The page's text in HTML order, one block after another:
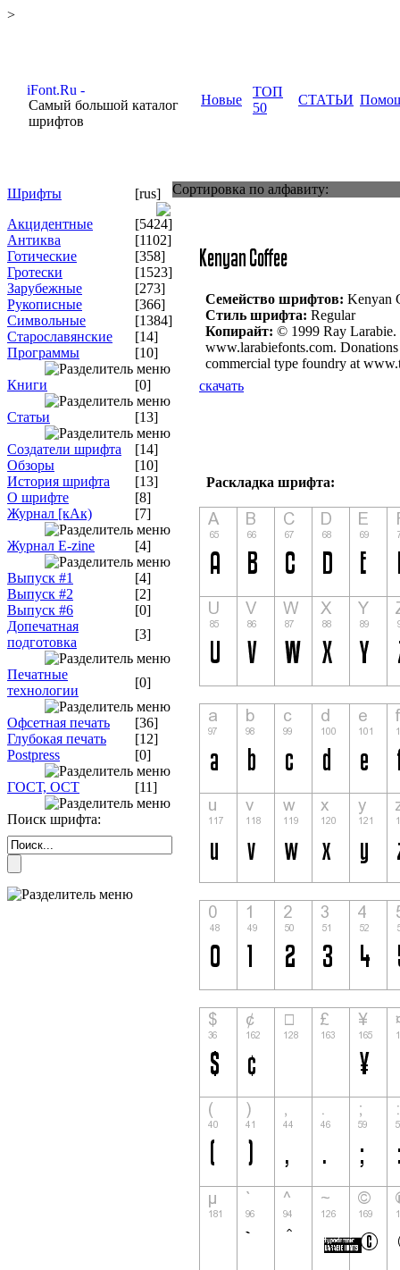
>
Самый большой каталог
шрифтов
Новые
ТОП
50
СТАТЬИ
Шрифты
[rus]
Акцидентные
[5424]
Антиква
[1102]
Готические
[358]
Гротески
[1523]
Зарубежные
[273]
Рукописные
[366]
Символьные
[1384]
Старославянские
[14]
Программы
[10]
Книги [0]
Статьи [13]
Создатели шрифта
[14]
Обзоры
[10]
История шрифта
[13]
О шрифте
[8]
Журнал [кАк)
[7]
Журнал E-zine [4]
Выпуск #1
[4]
Выпуск #2
[2]
Выпуск #6
[0]
Допечатная
подготовка
[3]
Печатные
технологии
[0]
Офсетная печать
[36]
Глубокая печать
[12]
Postpress
[0]
ГОСТ, ОСТ [11]
Поиск шрифта:
Сортировка по алфавиту:
Семейство шрифтов: Kenyan
Стиль шрифта: Regular
Копирайт: © 1999 Ray Larabie.
www.larabiefonts.com.
commercial type foundry at
скачать
Раскладка шрифта: